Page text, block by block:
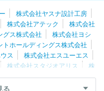
株式会社ベルパーク
株式会社ヤスナ設計工房
株式会社アテック
株式会社
グス株式会社
株式会社ヨシ
トホールディングス株式会社
ス
株式会社エスユーエス
株式会社スタジオアリス
株
ス
株式会社タナベコンサル
ホールディングス株式会社
る